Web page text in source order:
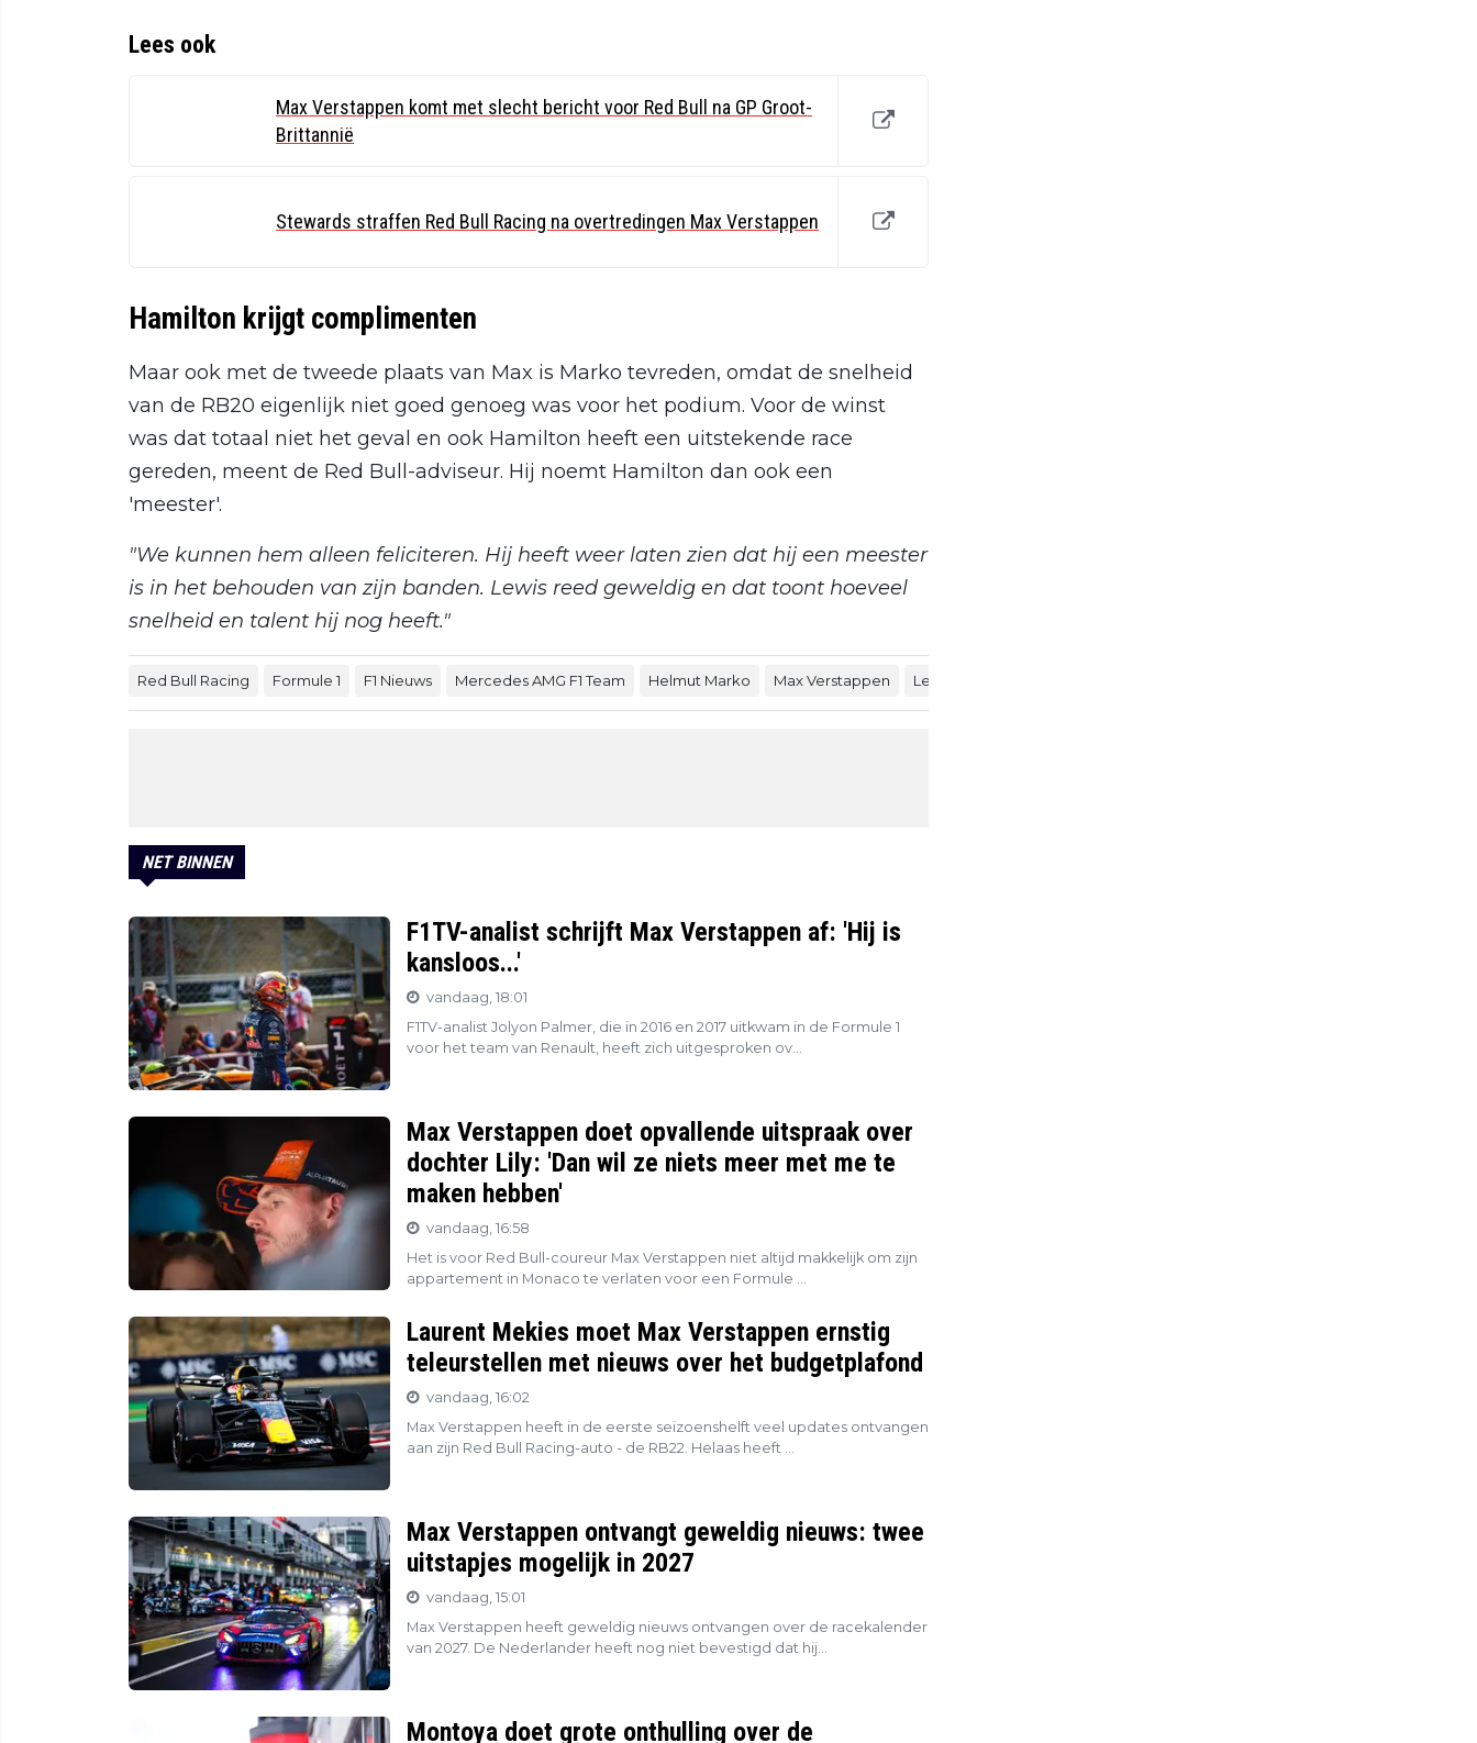
Lees ook
Max Verstappen komt met slecht bericht voor Red Bull na GP Groot-
Brittannië
Stewards straffen Red Bull Racing na overtredingen Max Verstappen
Hamilton krijgt complimenten
Maar ook met de tweede plaats van Max is Marko tevreden, omdat de snelheid
van de RB20 eigenlijk niet goed genoeg was voor het podium. Voor de winst
was dat totaal niet het geval en ook Hamilton heeft een uitstekende race
gereden, meent de Red Bull-adviseur. Hij noemt Hamilton dan ook een
'meester'.
"We kunnen hem alleen feliciteren. Hij heeft weer laten zien dat hij een meester
is in het behouden van zijn banden. Lewis reed geweldig en dat toont hoeveel
snelheid en talent hij nog heeft."
Red Bull Racing Formule 1 F1 Nieuws Mercedes AMG F1 Team Helmut Marko Max Verstappen Lewis Hamilton
NET BINNEN
F1TV-analist schrijft Max Verstappen af: 'Hij is
kansloos...'
vandaag, 18:01
F1TV-analist Jolyon Palmer, die in 2016 en 2017 uitkwam in de Formule 1
voor het team van Renault, heeft zich uitgesproken ov...
Max Verstappen doet opvallende uitspraak over
dochter Lily: 'Dan wil ze niets meer met me te
maken hebben'
vandaag, 16:58
Het is voor Red Bull-coureur Max Verstappen niet altijd makkelijk om zijn
appartement in Monaco te verlaten voor een Formule ...
Laurent Mekies moet Max Verstappen ernstig
teleurstellen met nieuws over het budgetplafond
vandaag, 16:02
Max Verstappen heeft in de eerste seizoenshelft veel updates ontvangen
aan zijn Red Bull Racing-auto - de RB22. Helaas heeft ...
Max Verstappen ontvangt geweldig nieuws: twee
uitstapjes mogelijk in 2027
vandaag, 15:01
Max Verstappen heeft geweldig nieuws ontvangen over de racekalender
van 2027. De Nederlander heeft nog niet bevestigd dat hij...
Montoya doet grote onthulling over de